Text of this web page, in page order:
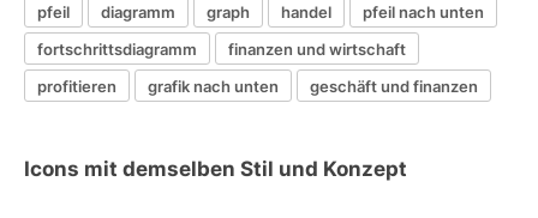
pfeil diagramm graph handel
pfeil nach unten
fortschrittsdiagramm
finanzen und wirtschaft
profitieren
grafik nach unten geschäft und finanzen
Icons mit demselben Stil und Konzept